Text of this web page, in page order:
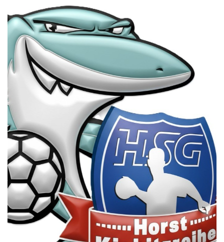
UNSERE SPORTHALLEN
Training & Termine
DIENSTE (SR/KG/VK)
Die SpecialHaie
Teams
Trainer
ALLE SPIELE
HAIE TV
NEWSLETTER
DIE HAIE I Intern